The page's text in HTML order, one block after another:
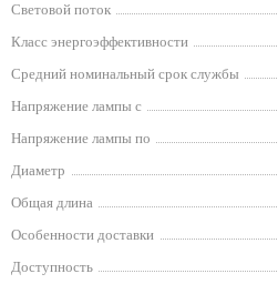
Световой поток
Класс энергоэффективности
Средний номинальный срок службы
Напряжение лампы с
Напряжение лампы по
Диаметр
Общая длина
Особенности доставки
Доступность